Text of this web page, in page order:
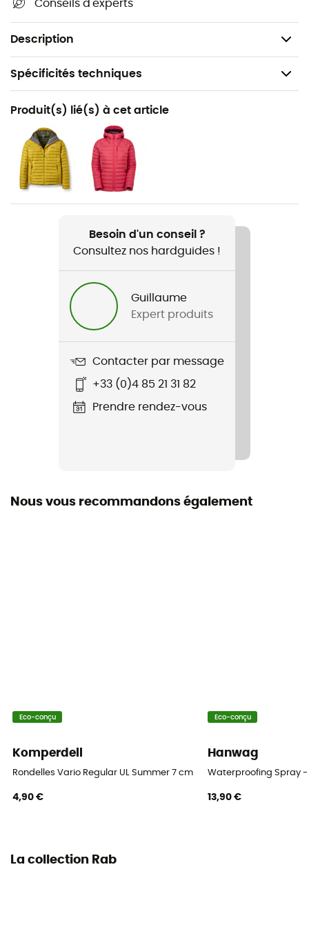
Conseils d'experts
Description
À noter : la couleur des sacs est aléatoire, choisie
parmi une sélection de tons assortis
Spécificités techniques
Recommandé pour
Randonnée / Trekking / Voyage / Bivouac
Genre
Homme / Femme
Nom du produit
Produit(s) lié(s) à cet article
Besoin d'un conseil ?
Consultez nos hardguides !
Guillaume
Expert produits
Contacter par message
+33 (0)4 85 21 31 82
Prendre rendez-vous
Nous vous recommandons également
Eco-conçu
Komperdell
Rondelles Vario Regular UL Summer 7 cm Blister
4,90 €
Eco-conçu
Hanwag
Waterproofing Spray
13,90 €
La collection Rab